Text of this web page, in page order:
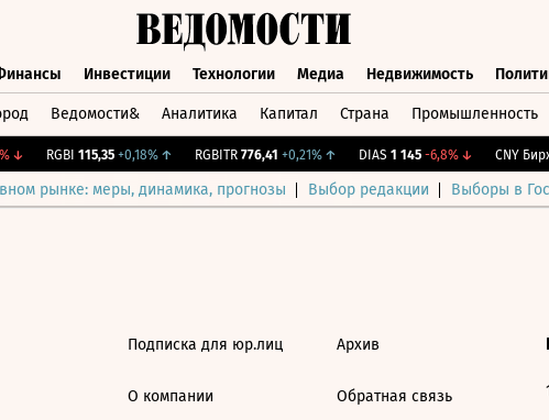
Инвестиции Технологии Медиа Недвижимость
Ведомости& Аналитика Капитал Страна Промышленность
↓ RGBI 115,35 +0,18%↑ RGBITR 776,41 +0,21%↑ DIAS 1 145 -6,8%↓ CNY Бирж.
рынке: меры, динамика, прогнозы Выбор редакции Выборы в
Подписка для юр.лиц
О компании
Архив
Обратная связь